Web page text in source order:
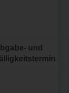
und